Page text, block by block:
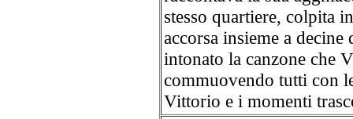
stesso quartiere, colpita
accorsa insieme a
intonato la canzone che
commuovendo tutti con
Vittorio e i momenti